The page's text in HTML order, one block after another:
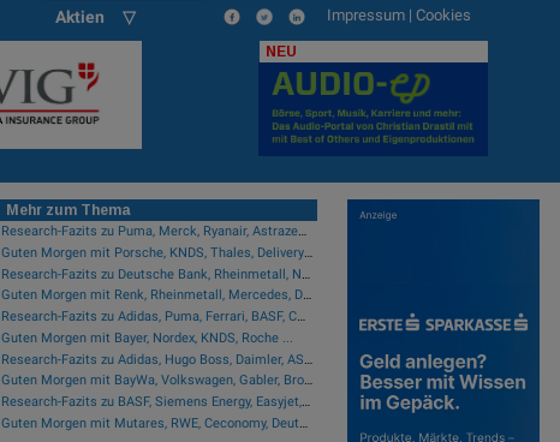
Aktien ▽ Impressum | Cookies
NEU
Mehr zum Thema
Research-Fazits zu Puma, Merck, Ryanair, Astrazeneca, Bayer, Volkswagen ....
Guten Morgen mit Porsche, KNDS, Thales, Delivery Hero, Continental ...
Research-Fazits zu Deutsche Bank, Rheinmetall, Nordex, Auto1, Lufthansa ...
Guten Morgen mit Renk, Rheinmetall, Mercedes, DHL, Volkswagen ...
Research-Fazits zu Adidas, Puma, Ferrari, BASF, CTS Eventim ...
Guten Morgen mit Bayer, Nordex, KNDS, Roche ...
Research-Fazits zu Adidas, Hugo Boss, Daimler, ASML ...
Guten Morgen mit BayWa, Volkswagen, Gabler, Brockhaus, KNDS ...
Research-Fazits zu BASF, Siemens Energy, Easyjet, Nokia ...
Guten Morgen mit Mutares, RWE, Ceconomy, Deutsche Telekom ...